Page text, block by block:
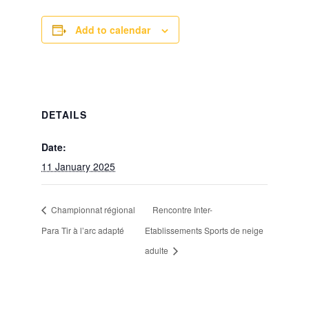
Add to calendar
DETAILS
Date:
11 January 2025
Championnat régional
Para Tir à l’arc adapté
Rencontre Inter-
Etablissements Sports de neige
adulte